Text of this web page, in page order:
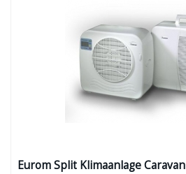
Eurom Split Klimaanlage Caravan